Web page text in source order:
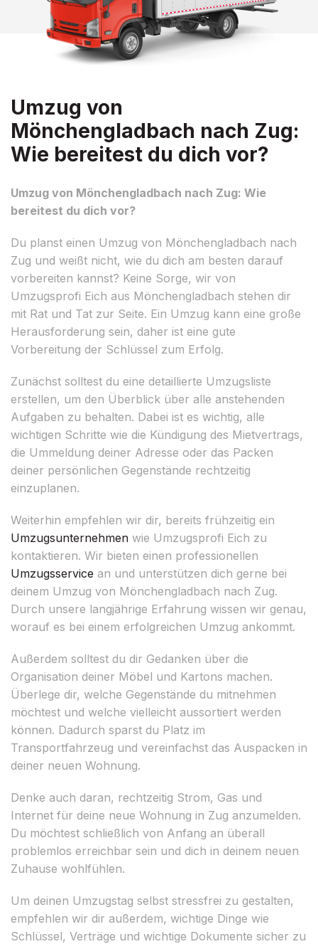
Umzug von
Mönchengladbach nach Zug:
Wie bereitest du dich vor?
Umzug von Mönchengladbach nach Zug: Wie
bereitest du dich vor?
Du planst einen Umzug von Mönchengladbach nach
Zug und weißt nicht, wie du dich am besten darauf
vorbereiten kannst? Keine Sorge, wir von
Umzugsprofi Eich aus Mönchengladbach stehen dir
mit Rat und Tat zur Seite. Ein Umzug kann eine große
Herausforderung sein, daher ist eine gute
Vorbereitung der Schlüssel zum Erfolg.
Zunächst solltest du eine detaillierte Umzugsliste
erstellen, um den Überblick über alle anstehenden
Aufgaben zu behalten. Dabei ist es wichtig, alle
wichtigen Schritte wie die Kündigung des Mietvertrags,
die Ummeldung deiner Adresse oder das Packen
deiner persönlichen Gegenstände rechtzeitig
einzuplanen.
Weiterhin empfehlen wir dir, bereits frühzeitig ein
Umzugsunternehmen wie Umzugsprofi Eich zu
kontaktieren. Wir bieten einen professionellen
Umzugsservice an und unterstützen dich gerne bei
deinem Umzug von Mönchengladbach nach Zug.
Durch unsere langjährige Erfahrung wissen wir genau,
worauf es bei einem erfolgreichen Umzug ankommt.
Außerdem solltest du dir Gedanken über die
Organisation deiner Möbel und Kartons machen.
Überlege dir, welche Gegenstände du mitnehmen
möchtest und welche vielleicht aussortiert werden
können. Dadurch sparst du Platz im
Transportfahrzeug und vereinfachst das Auspacken in
deiner neuen Wohnung.
Denke auch daran, rechtzeitig Strom, Gas und
Internet für deine neue Wohnung in Zug anzumelden.
Du möchtest schließlich von Anfang an überall
problemlos erreichbar sein und dich in deinem neuen
Zuhause wohlfühlen.
Um deinen Umzugstag selbst stressfrei zu gestalten,
empfehlen wir dir außerdem, wichtige Dinge wie
Schlüssel, Verträge und wichtige Dokumente sicher zu